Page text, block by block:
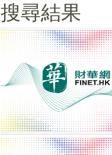
搜尋結果